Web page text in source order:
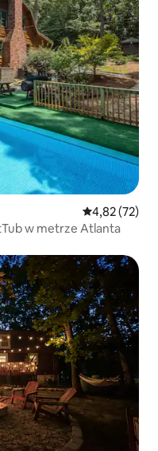
Średnia
4,82 (72)
w metrze Atlanta